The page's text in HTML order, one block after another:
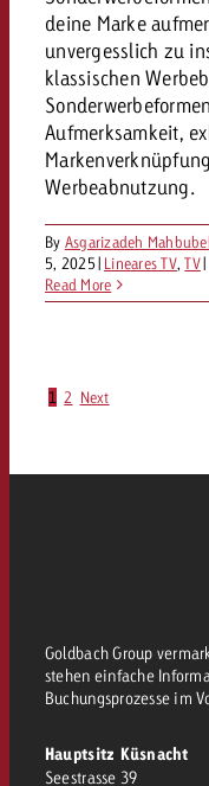
deine Marke
unvergesslich zu
klassischen
Aufmerksamkeit,
Werbeabnutzung.
By Asgarizadeh
5, 2025| Lineares TV,TV|
Read More
1 2 Next
Goldbach Group
stehen einfache
Buchungsprozesse im
Hauptsitz Küsnacht
Seestrasse 39